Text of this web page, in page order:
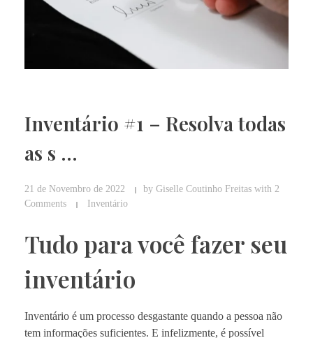
Inventário #1 – Resolva todas
as s …
21 de Novembro de 2022 by Giselle Coutinho Freitas with 2
Comments
Inventário
Tudo para você fazer seu
inventário
Inventário é um processo desgastante quando a pessoa não
tem informações suficientes. E infelizmente, é possível